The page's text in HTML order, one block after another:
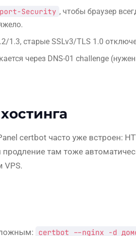
Security , чтобы браузер
1.3, старые SSLv3/TLS 1.0
через DNS-01 challenge
certbot часто уже встроен:
продление там тоже
VPS.
certbot --nginx -d